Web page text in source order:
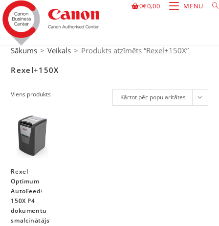
0€0,00 MENU
Sākums > Veikals > Produkts atzīmēts “Rexel+150X”
Rexel+150X
Viens produkts Kārtot pēc popularitātes
Rexel
Optimum
AutoFeed+
150X P4
dokumentu
smalcinātājs